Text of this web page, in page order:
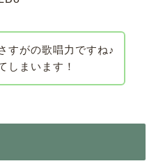
すがの歌唱力ですね♪
しまいます！